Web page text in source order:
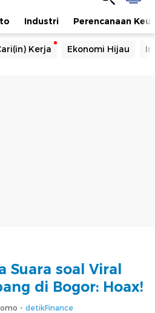
Industri Perencanaan
Kerja Ekonomi Hijau
Suara soal Viral
di Bogor: Hoax!
- detikFinance